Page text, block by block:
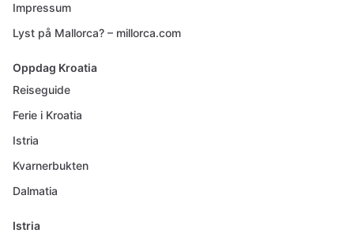
Impressum
Lyst på Mallorca? – millorca.com
Oppdag Kroatia
Reiseguide
Ferie i Kroatia
Istria
Kvarnerbukten
Dalmatia
Istria